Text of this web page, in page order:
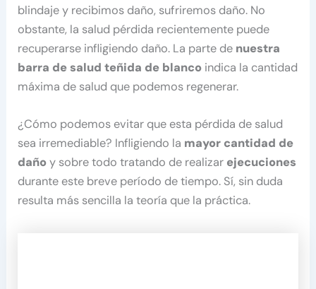
blindaje y recibimos daño, sufriremos daño. No
obstante, la salud pérdida recientemente puede
recuperarse infligiendo daño. La parte de nuestra
barra de salud teñida de blanco indica la cantidad
máxima de salud que podemos regenerar.
¿Cómo podemos evitar que esta pérdida de salud
sea irremediable? Infligiendo la mayor cantidad de
dañoy sobre todo tratando de realizar ejecuciones
durante este breve período de tiempo. Sí, sin duda
resulta más sencilla la teoría que la práctica.